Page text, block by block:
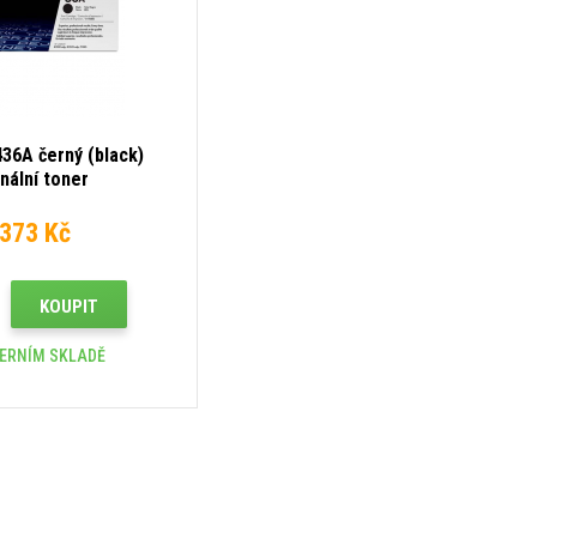
černý (black)
toner
Kč
KOUPIT
SKLADĚ